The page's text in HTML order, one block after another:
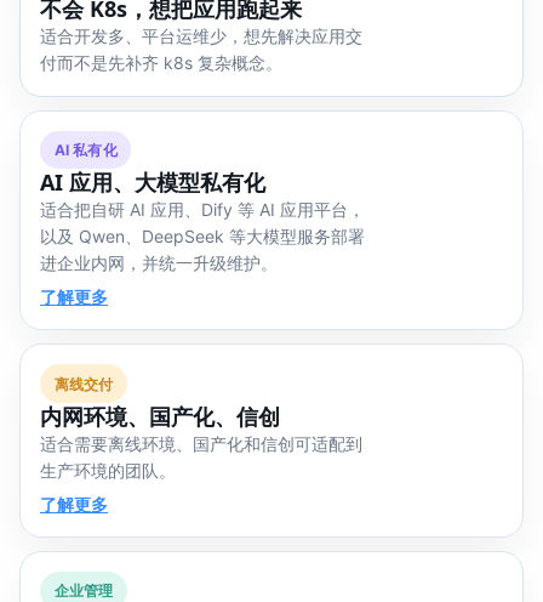
不会 K8s，想把应用跑起来
适合开发多、平台运维少，想先解决应用交
付而不是先补齐 k8s 复杂概念。
AI 私有化
AI 应用、大模型私有化
适合把自研 AI 应用、Dify 等 AI 应用平台，
以及 Qwen、DeepSeek 等大模型服务部署
进企业内网，并统一升级维护。
了解更多
离线交付
内网环境、国产化、信创
适合需要离线环境、国产化和信创可适配到
生产环境的团队。
了解更多
企业管理